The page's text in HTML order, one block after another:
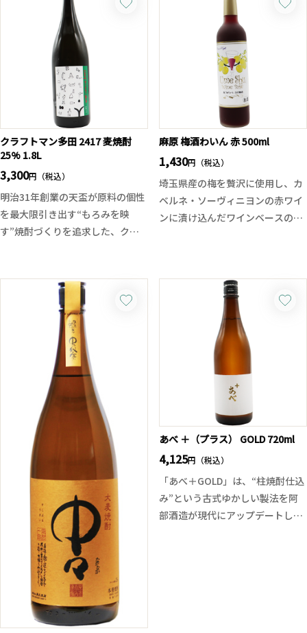
クラフトマン多田 2417 麦焼酎
25% 1.8L
3,300円（税込）
明治31年創業の天盃が原料の個性
を最大限引き出す“もろみを映
す”焼酎づくりを追求した、クラ
み。天盃五代目・多田氏が「これ
までとは少し異なる特別な酒質を
届けたい」という想いで、父から
受け継いだ技術と自身の感性を融
合させ、全体設計を一新。
大麦の上品な香ばしさ、ふくよか
な旨味に加え、引き締まったキレ
が美しく、食中に寄り添いながら
も、一杯で“焼酎の新しい表情”を
感じられる仕上がりです。
余韻には柔らかな甘みと穀物のミ
ネラル感が心地よく、どんな料理
とも調和する万能性を備えていま
す。麦焼酎の未来と可能性を体現
した、まさにアーティスティック
な一本に仕上がっております。
麻原 梅酒わいん 赤 500ml
1,430円（税込）
埼玉県産の梅を贅沢に使用し、カ
ベルネ・ソーヴィニヨンの赤ワイ
ンに漬け込んだワインベースの梅
みが調和した上品な味わい。梅酒
の優しい甘酸っぱさと赤ワインの
コクが重なり、なめらかで奥行き
のある余韻を楽しめます。
ワイン好きの方はもちろん、赤ワ
インの渋みが苦手な方にも飲みや
すい仕上がり。冷やしてそのまま
はもちろん、ロックでも美味しく
お楽しみいただけます。
あべ ＋（プラス） GOLD 720ml
4,125円（税込）
「あべ＋GOLD」は、“柱焼酎仕込
み”という古式ゆかしい製法を阿
部酒造が現代にアップデートした